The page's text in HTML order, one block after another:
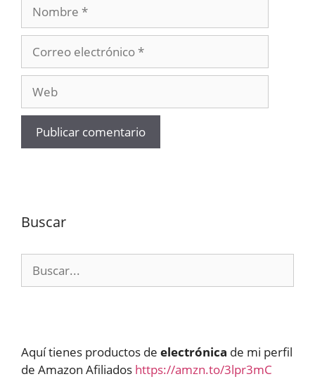
Nombre
electrónico
Buscar
Aquí tienes productos de electrónica de mi perfil
de Amazon Afiliados https://amzn.to/3lpr3mC